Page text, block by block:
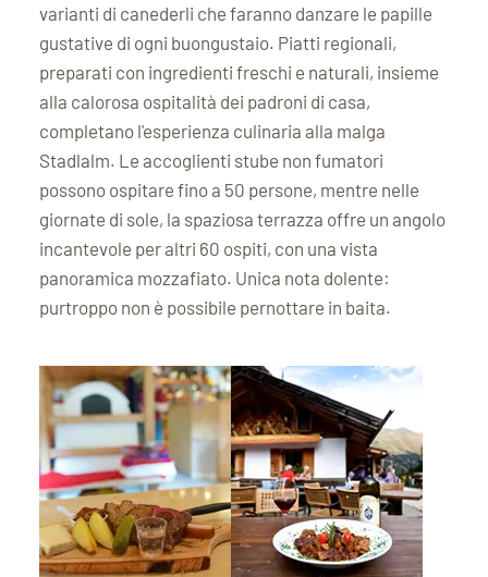
varianti di canederli che faranno danzare le papille
gustative di ogni buongustaio. Piatti regionali,
preparati con ingredienti freschi e naturali, insieme
alla calorosa ospitalità dei padroni di casa,
completano l'esperienza culinaria alla malga
Stadlalm. Le accoglienti stube non fumatori
possono ospitare fino a 50 persone, mentre nelle
giornate di sole, la spaziosa terrazza offre un angolo
incantevole per altri 60 ospiti, con una vista
panoramica mozzafiato. Unica nota dolente:
purtroppo non è possibile pernottare in baita.